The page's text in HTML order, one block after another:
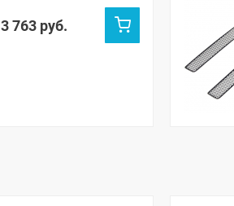
3 763 руб.